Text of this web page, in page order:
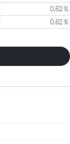
0,62 %
0,62 %